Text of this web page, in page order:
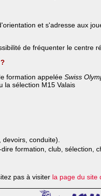
et s'adresse aux
de fréquenter le centre
formation appelée Swiss
la sélection M15 Valais
conduite).
formation, club, sélection,
pas à visiter la page du site